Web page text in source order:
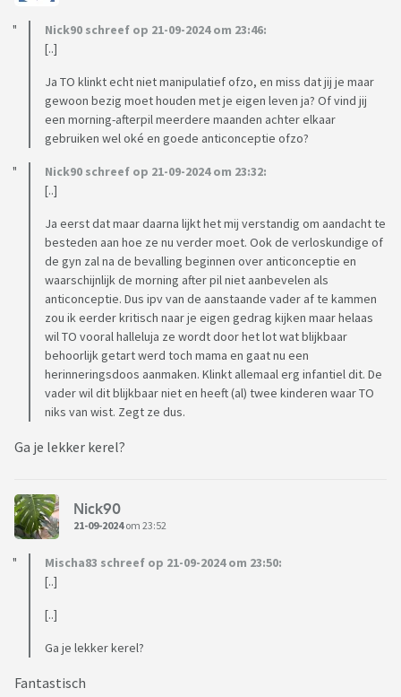
Nick90 schreef op 21-09-2024 om 23:46:
[..]
Ja TO klinkt echt niet manipulatief ofzo, en miss dat jij je maar
gewoon bezig moet houden met je eigen leven ja? Of vind jij
een morning-afterpil meerdere maanden achter elkaar
gebruiken wel oké en goede anticonceptie ofzo?
Nick90 schreef op 21-09-2024 om 23:32:
[..]
Ja eerst dat maar daarna lijkt het mij verstandig om aandacht te
besteden aan hoe ze nu verder moet. Ook de verloskundige of
de gyn zal na de bevalling beginnen over anticonceptie en
waarschijnlijk de morning after pil niet aanbevelen als
anticonceptie. Dus ipv van de aanstaande vader af te kammen
zou ik eerder kritisch naar je eigen gedrag kijken maar helaas
wil TO vooral halleluja ze wordt door het lot wat blijkbaar
behoorlijk getart werd toch mama en gaat nu een
herinneringsdoos aanmaken. Klinkt allemaal erg infantiel dit. De
vader wil dit blijkbaar niet en heeft (al) twee kinderen waar TO
niks van wist. Zegt ze dus.
Ga je lekker kerel?
Nick90
21-09-2024om 23:52
Mischa83 schreef op 21-09-2024 om 23:50:
[..]
[..]
Ga je lekker kerel?
Fantastisch